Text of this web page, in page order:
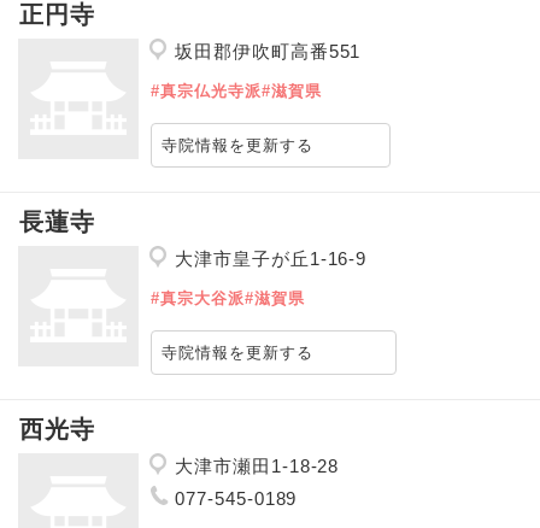
正円寺
坂田郡伊吹町高番551
#真宗仏光寺派#滋賀県
寺院情報を更新する
長蓮寺
大津市皇子が丘1-16-9
#真宗大谷派#滋賀県
寺院情報を更新する
西光寺
大津市瀬田1-18-28
077-545-0189